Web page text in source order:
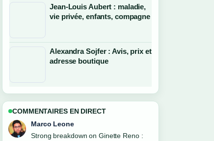
Jean-Louis Aubert : maladie,
vie privée, enfants, compagne
Alexandra Sojfer : Avis, prix et
adresse boutique
COMMENTAIRES EN DIRECT
Nina Brooks
Following Arnaud Lemaire : nouvelle